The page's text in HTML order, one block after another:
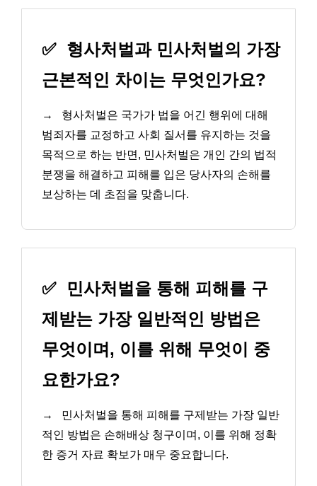
✅ 형사처벌과 민사처벌의 가장
근본적인 차이는 무엇인가요?
→
형사처벌은 국가가 법을 어긴 행위에 대해
범죄자를 교정하고 사회 질서를 유지하는 것을
목적으로 하는 반면, 민사처벌은 개인 간의 법적
분쟁을 해결하고 피해를 입은 당사자의 손해를
보상하는 데 초점을 맞춥니다.
✅
민사처벌을 통해 피해를 구
제받는 가장 일반적인 방법은
무엇이며, 이를 위해 무엇이 중
요한가요?
→
민사처벌을 통해 피해를 구제받는 가장 일반
적인 방법은 손해배상 청구이며, 이를 위해 정확
한 증거 자료 확보가 매우 중요합니다.